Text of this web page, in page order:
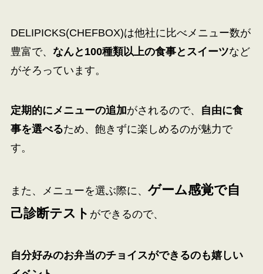
DELIPICKS(CHEFBOX)は他社に比べメニュー数が
豊富で、 なんと100種類以上の食事とスイーツなど
がそろっています。
定期的にメニューの追加がされるので、
自由に食
事を選べるため、飽きずに楽しめるのが魅力で
す。
また、メニューを選ぶ際に、 ゲーム感覚で自
己診断テスト ができるので、
自分好みのお弁当のチョイスができるのも嬉しい